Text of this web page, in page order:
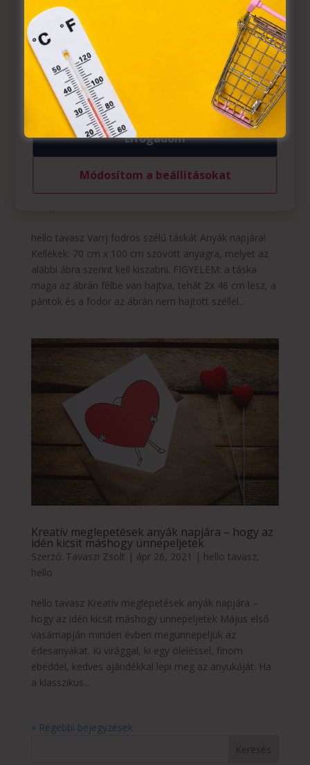
Varrj fodros szélű táskát Anyák napjára!
Szerző:Tavaszi Zsolt|ápr 26, 2021|hello tavasz,
hello tavasz Varrj fodros szélű táskát Anyák napjára!
Kellékek: 70 cm x 100 cm szövött anyagra, melyet az
alábbi ábra szerint kell kiszabni. FIGYELEM: a táska
maga az ábrán félbe van hajtva, tehát 2x 46 cm lesz, a
pántok és a fodor az ábrán nem hajtott széllel...
Kreatív meglepetések anyák napjára – hogy az
idén kicsit máshogy ünnepeljetek
Szerző: Tavaszi Zsolt | ápr 26, 2021 | hello tavasz,
hello
hello tavasz Kreatív meglepetések anyák napjára –
hogy az idén kicsit máshogy ünnepeljetek Május első
vasárnapján minden évben megünnepeljük az
édesanyákat. Ki virággal, ki egy öleléssel, finom
ebéddel, kedves ajándékkal lepi meg az anyukáját. Ha
a klasszikus...
« Régebbi bejegyzések
információs társadalommal összefüggő szolgáltatások
egyes kérdéseiről szóló 2001. évi CVIII. törvény, valamint
az Európai Unió előírásainak megfelelően használjuk.
Azon weblapoknak, melyek az Európai Unió országain
belül működnek, a „sütik" használatához, és ezeknek a
felhasználó számítógépén vagy egyéb eszközén történő
tárolásához a felhasználók hozzájárulását kell kérniük.
Elfogadom
Módosítom a beállításokat